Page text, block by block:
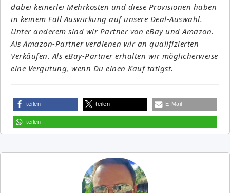
dabei keinerlei Mehrkosten und diese Provisionen haben
in keinem Fall Auswirkung auf unsere Deal-Auswahl.
Unter anderem sind wir Partner von eBay und Amazon.
Als Amazon-Partner verdienen wir an qualifizierten
Verkäufen. Als eBay-Partner erhalten wir möglicherweise
eine Vergütung, wenn Du einen Kauf tätigst.
teilen teilen E-Mail
teilen